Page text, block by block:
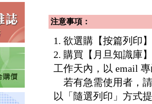
注意事項：
1. 欲選購【按篇列印
2. 購買【月旦知識庫
工作天內，以 email
若有急需使用者，請
以「隨選列印」方式